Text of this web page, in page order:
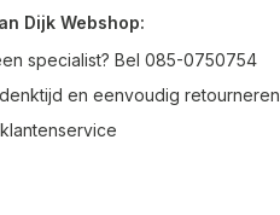
Dijk Webshop:
specialist? Bel 085-0750754
en eenvoudig retourneren